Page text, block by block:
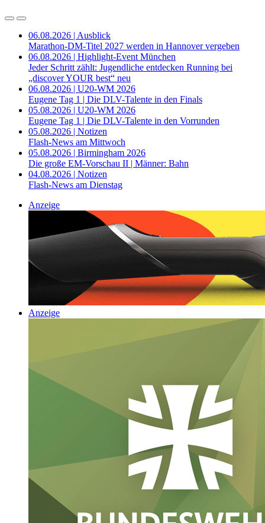
06.08.2026 | Ausblick
Marathon-DM-Titel 2027 werden in Hannover vergeben
06.08.2026 | Highlight-Event München
Jeder Schritt zählt: Jugendliche entdecken Running bei
„discover YOUR best“ neu
06.08.2026 | U20-WM 2026
Eugene Tag 1 | Die DLV-Talente in den Finals
05.08.2026 | U20-WM 2026
Eugene Tag 1 | Die DLV-Talente in den Vorrunden
05.08.2026 | Notizen
Flash-News am Mittwoch
05.08.2026 | Birmingham 2026
Die große EM-Vorschau II | Männer: Bahn
04.08.2026 | Notizen
Flash-News am Dienstag
Anzeige
Anzeige